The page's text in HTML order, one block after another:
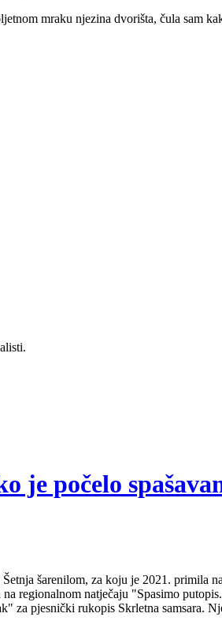
mraku njezina dvorišta, čula sam
počelo
šarenilom, za koju je 2021. primila
regionalnom natječaju "Spasimo
za pjesnički rukopis Skrletna samsara.